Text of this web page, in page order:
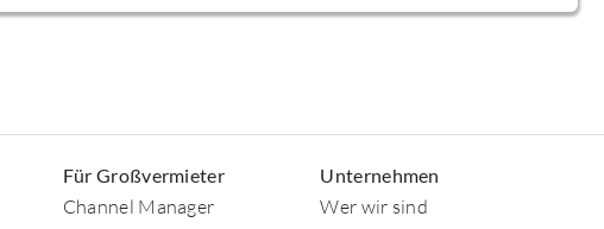
Für Großvermieter
Channel Manager
Unternehmen
Wer wir sind